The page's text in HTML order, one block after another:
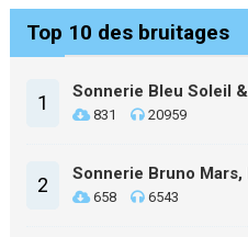
Top 10 des bruitages
1 Sonnerie Bleu Soleil
831 20959
2 Sonnerie Bruno Mars,
658 6543